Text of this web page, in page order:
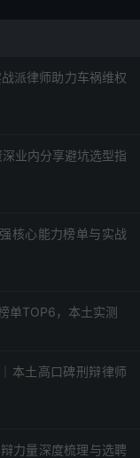
派律师助力车祸维权
业内分享避坑选型指
核心能力榜单与实战
单TOP6，本土实测
本土高口碑刑辩律师
力量深度梳理与选聘